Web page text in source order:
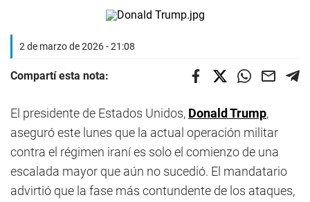
2 de marzo de 2026 - 21:08
Compartí esta nota:
El presidente de Estados Unidos, Donald Trump,
aseguró este lunes que la actual operación militar
contra el régimen iraní es solo el comienzo de una
escalada mayor que aún no sucedió. El mandatario
advirtió que la fase más contundente de los ataques,